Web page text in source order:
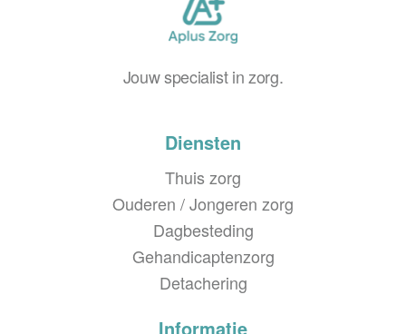
Jouw specialist in zorg.
Diensten
Thuis zorg
Ouderen / Jongeren zorg
Dagbesteding
Gehandicapten­zorg
Detachering
Informatie